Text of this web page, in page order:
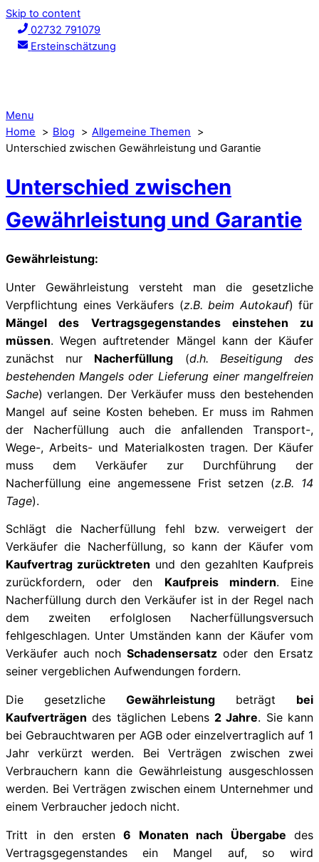
Skip to content
02732 791079
Ersteinschätzung
Menu
Home
Blog
Allgemeine Themen
Unterschied zwischen Gewährleistung und Garantie
Unterschied zwischen
Gewährleistung und Garantie
Gewährleistung:
Unter Gewährleistung versteht man die gesetzliche
Verpflichtung eines Verkäufers (z.B. beim Autokauf) für
Mängel des Vertragsgegenstandes einstehen zu
müssen. Wegen auftretender Mängel kann der Käufer
zunächst nur Nacherfüllung (d.h. Beseitigung des
bestehenden Mangels oder Lieferung einer mangelfreien
Sache) verlangen. Der Verkäufer muss den bestehenden
Mangel auf seine Kosten beheben. Er muss im Rahmen
der Nacherfüllung auch die anfallenden Transport-,
Wege-, Arbeits- und Materialkosten tragen. Der Käufer
muss dem Verkäufer zur Durchführung der
Nacherfüllung eine angemessene Frist setzen (z.B. 14
Tage).
Schlägt die Nacherfüllung fehl bzw. verweigert der
Verkäufer die Nacherfüllung, so kann der Käufer vom
Kaufvertrag zurücktreten und den gezahlten Kaufpreis
zurückfordern, oder den Kaufpreis mindern. Eine
Nacherfüllung durch den Verkäufer ist in der Regel nach
dem zweiten erfolglosen Nacherfüllungsversuch
fehlgeschlagen. Unter Umständen kann der Käufer vom
Verkäufer auch noch Schadensersatz oder den Ersatz
seiner vergeblichen Aufwendungen fordern.
Die gesetzliche Gewährleistung beträgt bei
Kaufverträgen des täglichen Lebens 2 Jahre. Sie kann
bei Gebrauchtwaren per AGB oder einzelvertraglich auf 1
Jahr verkürzt werden. Bei Verträgen zwischen zwei
Verbrauchern kann die Gewährleistung ausgeschlossen
werden. Bei Verträgen zwischen einem Unternehmer und
einem Verbraucher jedoch nicht.
Tritt in den ersten 6 Monaten nach Übergabe des
Vertragsgegenstandes ein Mangel auf, so wird